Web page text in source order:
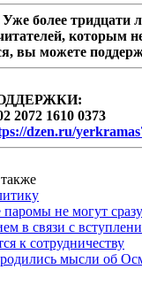
более тридцати
которым
вы можете
2072 1610 0373
dzen.ru/
не могут
в связи с
к сотрудничеству
мысли об